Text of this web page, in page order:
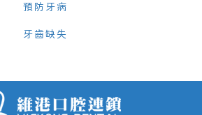
預防牙病
牙齒缺失